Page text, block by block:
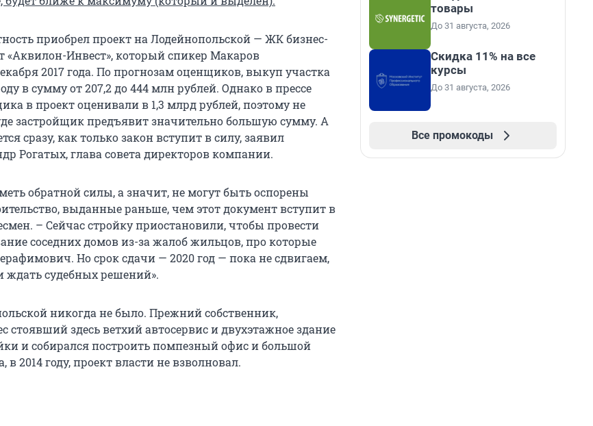
приобрел проект на Лодейнопольской — ЖК бизнес-
«Аквилон-Инвест», который спикер Макаров
2017 года. По прогнозам оценщиков, выкуп участка
в сумму от 207,2 до 444 млн рублей. Однако в прессе
в проект оценивали в 1,3 млрд рублей, поэтому не
застройщик предъявит значительно большую сумму. А
сразу, как только закон вступит в силу, заявил
Рогатых, глава совета директоров компании.
обратной силы, а значит, не могут быть оспорены
выданные раньше, чем этот документ вступит в
– Сейчас стройку приостановили, чтобы провести
соседних домов из-за жалоб жильцов, про которые
Но срок сдачи — 2020 год — пока не сдвигаем,
ждать судебных решений».
никогда не было. Прежний собственник,
стоявший здесь ветхий автосервис и двухэтажное здание
и собирался построить помпезный офис и большой
2014 году, проект власти не взволновал.
товары
До 31 августа, 2026
Скидка 11% на все
курсы
До 31 августа, 2026
Все промокоды